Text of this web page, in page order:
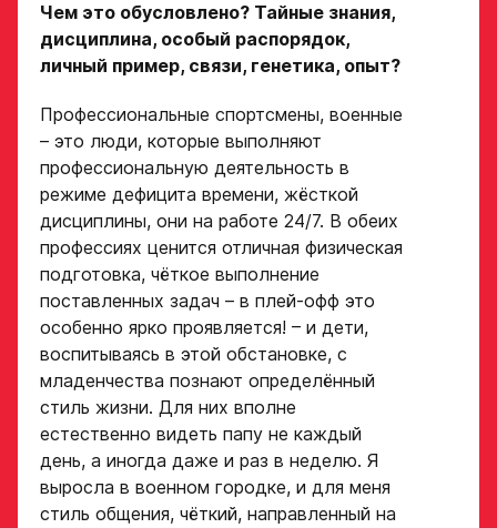
Чем это обусловлено? Тайные знания,
дисциплина, особый распорядок,
личный пример, связи, генетика, опыт?
Профессиональные спортсмены, военные
– это люди, которые выполняют
профессиональную деятельность в
режиме дефицита времени, жёсткой
дисциплины, они на работе 24/7. В обеих
профессиях ценится отличная физическая
подготовка, чёткое выполнение
поставленных задач – в плей-офф это
особенно ярко проявляется! – и дети,
воспитываясь в этой обстановке, с
младенчества познают определённый
стиль жизни. Для них вполне
естественно видеть папу не каждый
день, а иногда даже и раз в неделю. Я
выросла в военном городке, и для меня
стиль общения, чёткий, направленный на